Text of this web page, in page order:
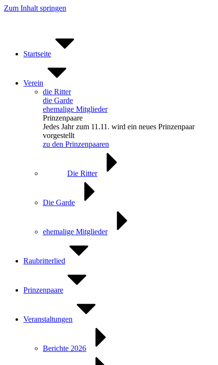
Zum Inhalt springen
Startseite
Verein
die Ritter
die Garde
ehemalige Mitglieder
Prinzenpaare
Jedes Jahr zum 11.11. wird ein neues Prinzenpaar
vorgestellt
zu den Prinzenpaaren
Die Ritter
Die Garde
ehemalige Mitglieder
Raubritterlied
Prinzenpaare
Veranstaltungen
Berichte 2026